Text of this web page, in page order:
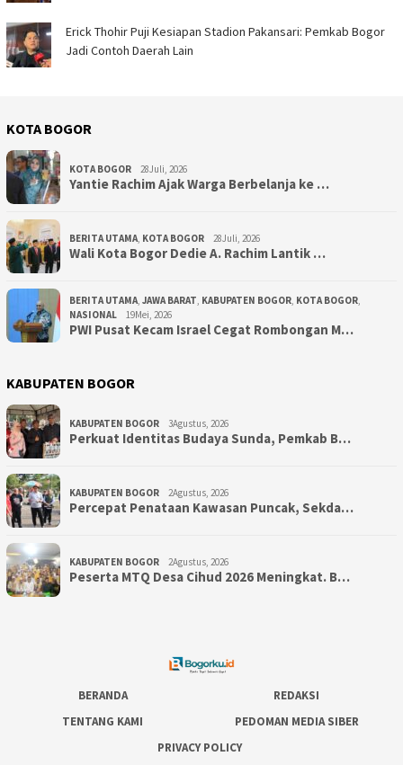
Erick Thohir Puji Kesiapan Stadion Pakansari: Pemkab Bogor
Jadi Contoh Daerah Lain
KOTA BOGOR
KOTA BOGOR 28Juli, 2026
‎Yantie Rachim Ajak Warga Berbelanja ke …
BERITA UTAMA, KOTA BOGOR 28Juli, 2026
‎Wali Kota Bogor Dedie A. Rachim Lantik …
BERITA UTAMA, JAWA BARAT, KABUPATEN BOGOR, KOTA BOGOR,
NASIONAL
19Mei, 2026
PWI Pusat Kecam Israel Cegat Rombongan M…
KABUPATEN BOGOR
KABUPATEN BOGOR 3Agustus, 2026
Perkuat Identitas Budaya Sunda, Pemkab B…
KABUPATEN BOGOR 2Agustus, 2026
‎Percepat Penataan Kawasan Puncak, Sekda…
KABUPATEN BOGOR 2Agustus, 2026
Peserta MTQ Desa Cihud 2026 Meningkat. B…
BERANDA
REDAKSI
TENTANG KAMI
PEDOMAN MEDIA SIBER
PRIVACY POLICY